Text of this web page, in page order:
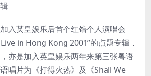
入英皇娱乐后首个红馆个人演唱会
in Hong Kong 2001”的点题专辑，
亦是加入英皇娱乐两年来第三张粤语
唱片为《打得火热》及《Shall We